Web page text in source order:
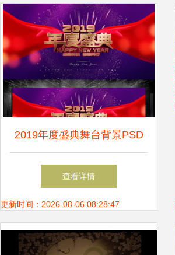
2019年度盛典舞台背景PSD
设计素材 高清模板下载与舞
美应用指南
查看详情
更新时间：2026-08-06 08:28:47